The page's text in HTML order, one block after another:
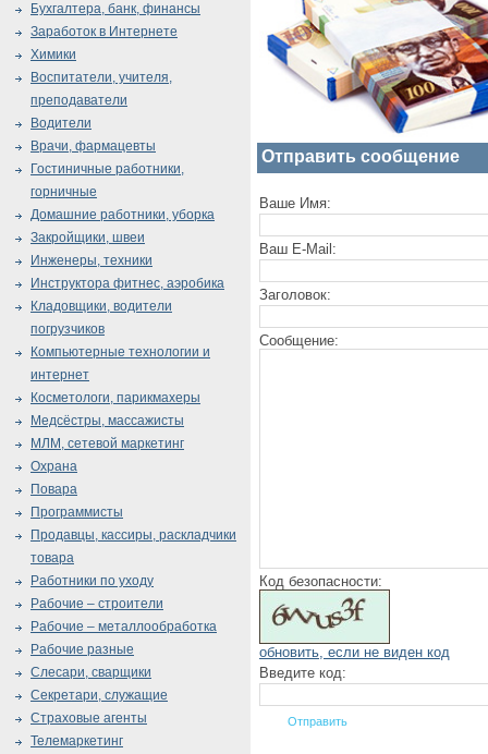
Отправить сообщение
Ваше Имя:
Ваш E-Mail:
Заголовок:
Сообщение:
Код безопасности:
обновить, если не виден код
Введите код:
Бухгалтера, банк, финансы
Заработок в Интернете
Химики
Воспитатели, учителя,
преподаватели
Водители
Врачи, фармацевты
Гостиничные работники,
горничные
Домашние работники, уборка
Закройщики, швеи
Инженеры, техники
Инструктора фитнес, аэробика
Кладовщики, водители
погрузчиков
Компьютерные технологии и
интернет
Косметологи, парикмахеры
Медсёстры, массажисты
МЛМ, сетевой маркетинг
Охрана
Повара
Программисты
Продавцы, кассиры, раскладчики
товара
Работники по уходу
Рабочие – строители
Рабочие – металлообработка
Рабочие разные
Слесари, сварщики
Секретари, служащие
Страховые агенты
Телемаркетинг